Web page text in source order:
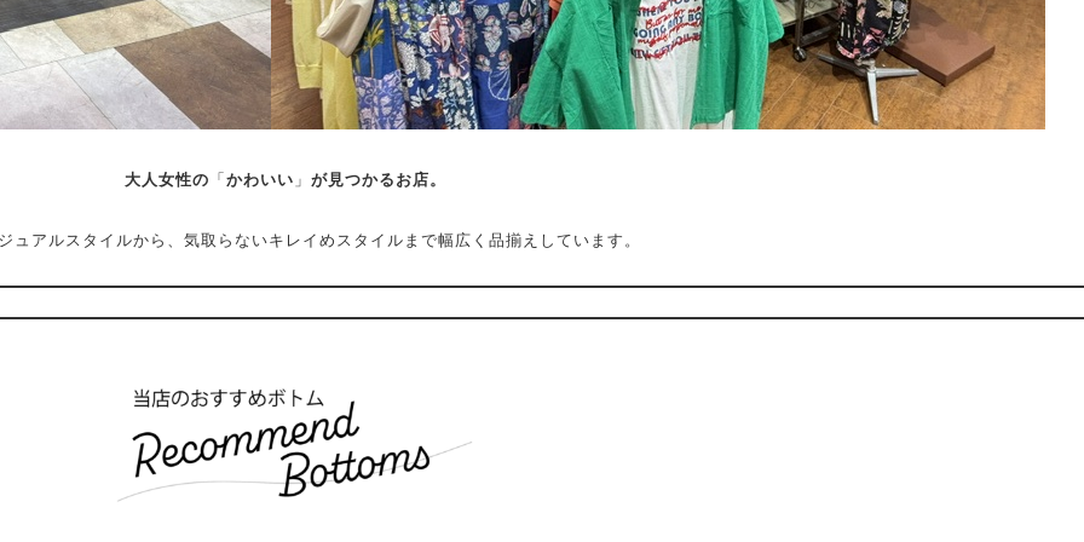
大人女性の 「 かわいい 」 が見つかるお店。
ュアルスタイルから、気取らないキレイめスタイルまで幅広く品揃えしています。